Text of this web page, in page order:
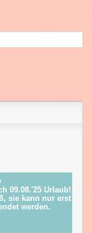
09.08.'25 Urlaub!
sie kann nur erst
werden.